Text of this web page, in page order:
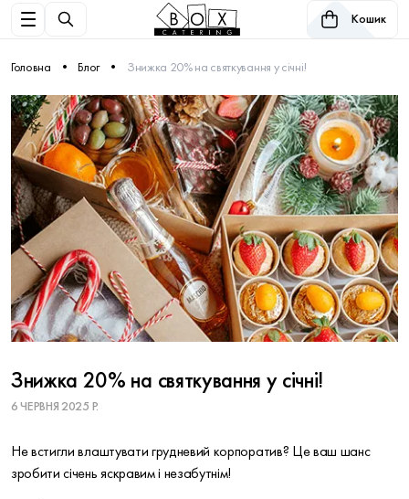
Кошик
Головна Блог Знижка 20% на святкування у січні!
Знижка 20% на святкування у січні!
6 ЧЕРВНЯ 2025 Р.
Не встигли влаштувати грудневий корпоратив? Це ваш шанс
зробити січень яскравим і незабутнім!